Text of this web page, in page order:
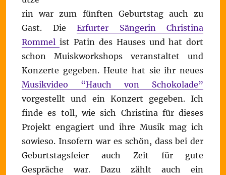
rin war zum fünften Geburtstag auch zu
Gast. DieErfurter Sängerin Christina
Rommel ist Patin des Hauses und hat dort
schon Muiskworkshops veranstaltet und
Konzerte gegeben. Heute hat sie ihr neues
Musikvideo “Hauch von Schokolade”
vorgestellt und ein Konzert gegeben. Ich
finde es toll, wie sich Christina für dieses
Projekt engagiert und ihre Musik mag ich
sowieso. Insofern war es schön, dass bei der
Geburtstagsfeier auch Zeit für gute
Gespräche war. Dazu zählt auch ein